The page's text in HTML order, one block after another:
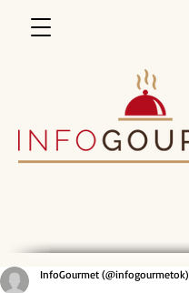
InfoGourmet (@infogourmetok)